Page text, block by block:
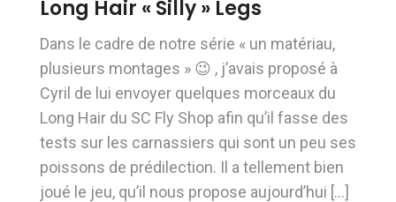
Long Hair « Silly » Legs
Dans le cadre de notre série « un matériau,
plusieurs montages » 😉 , j’avais proposé à
Cyril de lui envoyer quelques morceaux du
Long Hair du SC Fly Shop afin qu’il fasse des
tests sur les carnassiers qui sont un peu ses
poissons de prédilection. Il a tellement bien
joué le jeu, qu’il nous propose aujourd’hui […]